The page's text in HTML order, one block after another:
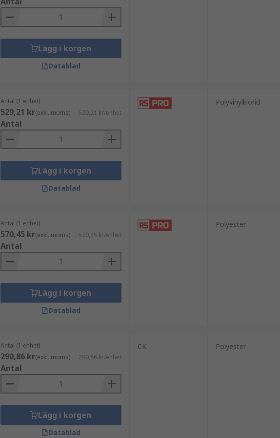
Lägg i korgen
Datablad
Antal (1 enhet)
529,21 kr(exkl. moms) 529,21 kr/enhet
Antal
Lägg i korgen
Datablad
Polyvinylklorid
Antal (1 enhet)
570,45 kr(exkl. moms) 570,45 kr/enhet
Antal
Lägg i korgen
Datablad
Polyester
Antal (1 enhet)
290,86 kr(exkl. moms) 290,86 kr/enhet
Antal
Lägg i korgen
Datablad
CK Polyester